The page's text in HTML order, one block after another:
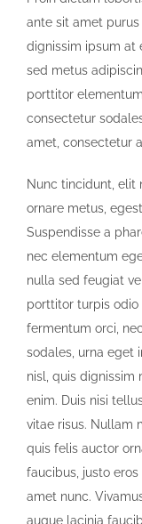
ante sit amet purus
dignissim ipsum at
sed metus
porttitor
consectetur
amet, consectetur
Nunc tincidunt, elit
ornare metus,
Suspendisse a
nec elementum
nulla sed feugiat
porttitor turpis
fermentum orci,
sodales, urna eget
nisl, quis dignissim
enim. Duis nisi
vitae risus. Nullam
quis felis auctor
faucibus, justo
amet nunc.
augue lacinia